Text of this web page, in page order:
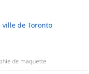
ville de Toronto
de maquette